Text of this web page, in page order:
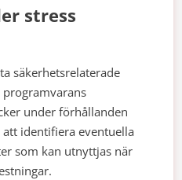
stress
säkerhetsrelaterade
under förhållanden
identifiera eventuella
som kan utnyttjas när